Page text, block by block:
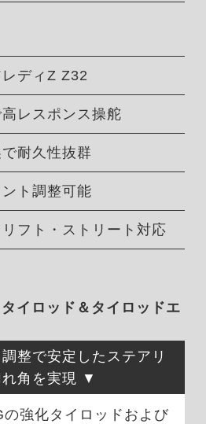
ディZ Z32
レスポンス操舵
耐久性抜群
ト調整可能
フト・ストリート対応
イロッド＆タイロッドエ
整で安定したステアリ
角を実現
強化タイロッドおよび